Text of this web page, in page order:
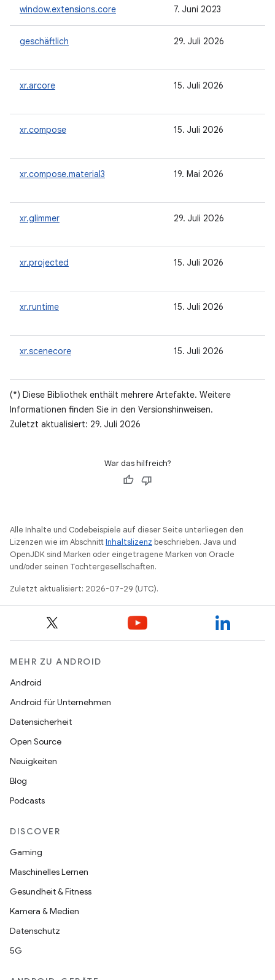
window.extensions.core 7. Juni 2023
geschäftlich 29. Juli 2026
xr.arcore 15. Juli 2026
xr.compose 15. Juli 2026
xr.compose.material3 19. Mai 2026
xr.glimmer 29. Juli 2026
xr.projected 15. Juli 2026
xr.runtime 15. Juli 2026
xr.scenecore 15. Juli 2026
(*) Diese Bibliothek enthält mehrere Artefakte. Weitere
Informationen finden Sie in den Versionshinweisen.
Zuletzt aktualisiert: 29. Juli 2026
War das hilfreich?
Alle Inhalte und Codebeispiele auf dieser Seite unterliegen den
Lizenzen wie im AbschnittInhaltslizenz beschrieben. Java und
OpenJDK sind Marken oder eingetragene Marken von Oracle
und/oder seinen Tochtergesellschaften.
Zuletzt aktualisiert: 2026-07-29 (UTC).
MEHR ZU ANDROID
Android
Android für Unternehmen
Datensicherheit
Open Source
Neuigkeiten
Blog
Podcasts
DISCOVER
Gaming
Maschinelles Lernen
Gesundheit & Fitness
Kamera & Medien
Datenschutz
5G